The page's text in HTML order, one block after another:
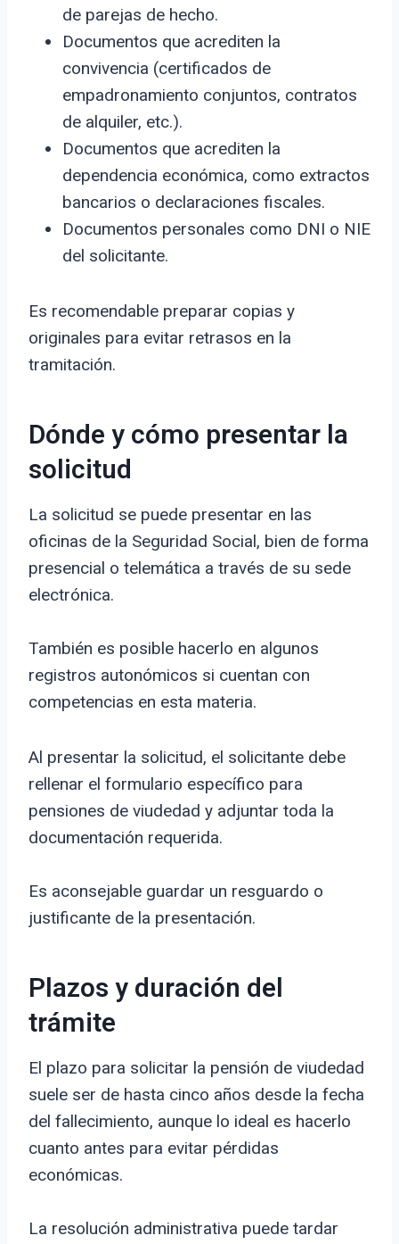
de parejas de hecho.
Documentos que acrediten la
convivencia (certificados de
empadronamiento conjuntos, contratos
de alquiler, etc.).
Documentos que acrediten la
dependencia económica, como extractos
bancarios o declaraciones fiscales.
Documentos personales como DNI o NIE
del solicitante.
Es recomendable preparar copias y
originales para evitar retrasos en la
tramitación.
Dónde y cómo presentar la
solicitud
La solicitud se puede presentar en las
oficinas de la Seguridad Social, bien de forma
presencial o telemática a través de su sede
electrónica.
También es posible hacerlo en algunos
registros autonómicos si cuentan con
competencias en esta materia.
Al presentar la solicitud, el solicitante debe
rellenar el formulario específico para
pensiones de viudedad y adjuntar toda la
documentación requerida.
Es aconsejable guardar un resguardo o
justificante de la presentación.
Plazos y duración del
trámite
El plazo para solicitar la pensión de viudedad
suele ser de hasta cinco años desde la fecha
del fallecimiento, aunque lo ideal es hacerlo
cuanto antes para evitar pérdidas
económicas.
La resolución administrativa puede tardar